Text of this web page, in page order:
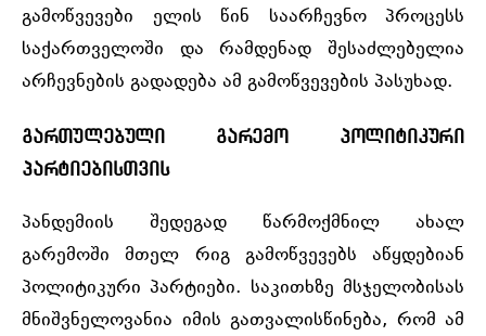
გამოწვევები ელის წინ საარჩევნო პროცესს
საქართველოში და რამდენად შესაძლებელია
არჩევნების გადადება ამ გამოწვევების პასუხად.
გართულებული გარემო პოლიტიკური
პარტიებისთვის
პანდემიის შედეგად წარმოქმნილ ახალ
გარემოში მთელ რიგ გამოწვევებს აწყდებიან
პოლიტიკური პარტიები. საკითხზე მსჯელობისას
მნიშვნელოვანია იმის გათვალისწინება, რომ ამ